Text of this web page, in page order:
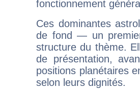
fonctionnement
Ces dominantes
de fond — un
structure du thème.
de présentation,
positions planétaires
selon leurs dignités.